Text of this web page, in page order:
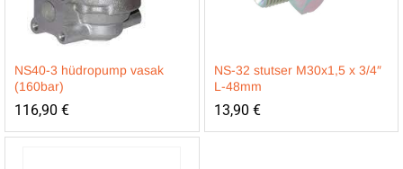
NS40-3 hüdropump vasak
(160bar)
116,90 €
NS-32 stutser M30x1,5 x 3/4″
L-48mm
13,90 €